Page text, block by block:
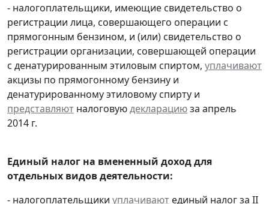
- налогоплательщики, имеющие свидетельство о
регистрации лица, совершающего операции с
прямогонным бензином, и (или) свидетельство о
регистрации организации, совершающей операции
с денатурированным этиловым спиртом, уплачивают
акцизы по прямогонному бензину и
денатурированному этиловому спирту и
представляют налоговуюдекларациюза апрель
2014 г.
Единый налог на вмененный доход для
отдельных видов деятельности:
- налогоплательщики уплачивают единый налог за II